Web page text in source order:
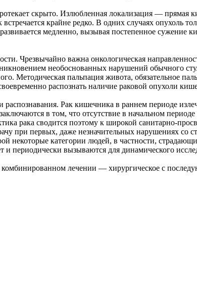
скрыто. Излюбленная локализация —
крайне редко. В одних случаях опухоль
медленно, вызывая постепенное сужение
Чрезвычайно важна онкологическая
необоснованных нарушений обычного
Методическая пальпация живота, обязательное
распознать наличие раковой опухоли
распознавания. Рак кишечника в раннем периоде
в том, что отсутствие в начальном
рака сводится поэтому к широкой санитарно-
при первых, даже незначительных нарушениях со
некоторые категории людей, в частности,
периодически вызываются для динамического
лечении — хирургическое с